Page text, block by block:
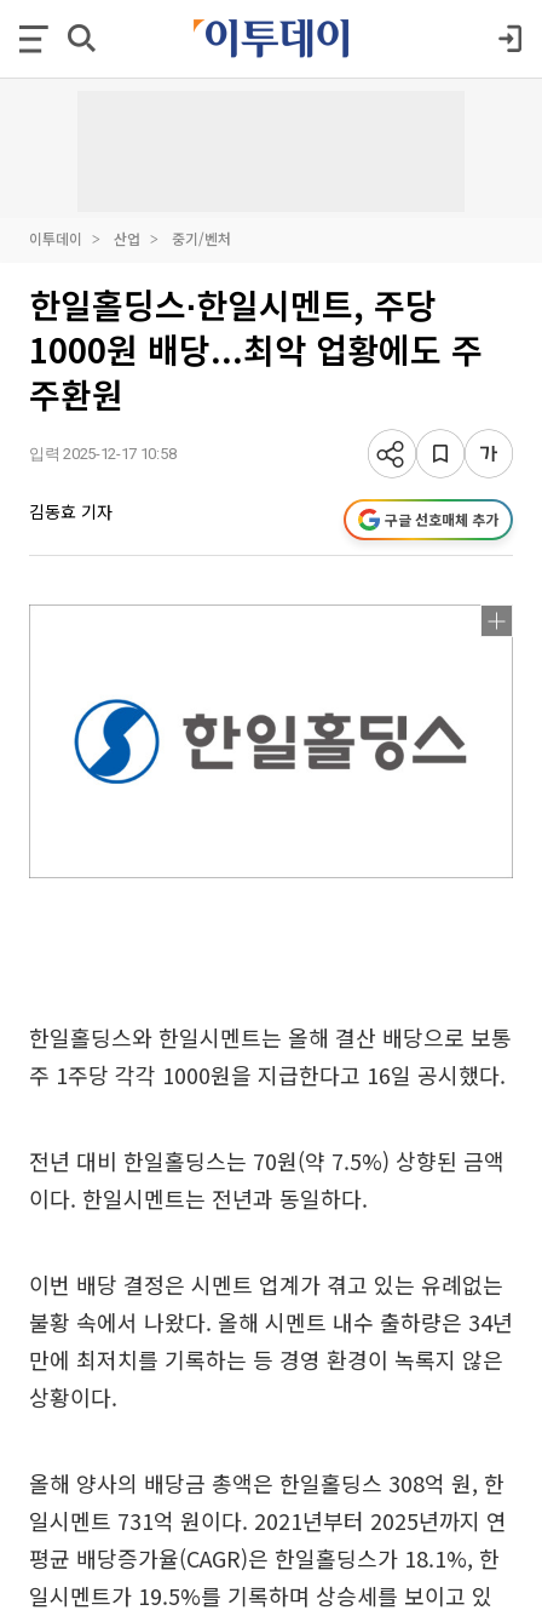
이투데이 산업 중기/벤처
한일홀딩스∙한일시멘트, 주당
1000원 배당...최악 업황에도 주
주환원
입력 2025-12-17 10:58
김동효 기자 구글 선호매체 추가
한일홀딩스와 한일시멘트는 올해 결산 배당으로 보통
주 1주당 각각 1000원을 지급한다고 16일 공시했다.
전년 대비 한일홀딩스는 70원(약 7.5%) 상향된 금액
이다. 한일시멘트는 전년과 동일하다.
이번 배당 결정은 시멘트 업계가 겪고 있는 유례없는
불황 속에서 나왔다. 올해 시멘트 내수 출하량은 34년
만에 최저치를 기록하는 등 경영 환경이 녹록지 않은
상황이다.
올해 양사의 배당금 총액은 한일홀딩스 308억 원, 한
일시멘트 731억 원이다. 2021년부터 2025년까지 연
평균 배당증가율(CAGR)은 한일홀딩스가 18.1%, 한
일시멘트가 19.5%를 기록하며 상승세를 보이고 있